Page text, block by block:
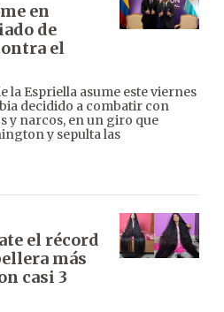
en
de
el
la Espriella asume este viernes
decidido a combatir con
y narcos, en un giro que
y sepulta las
el récord
más
casi 3